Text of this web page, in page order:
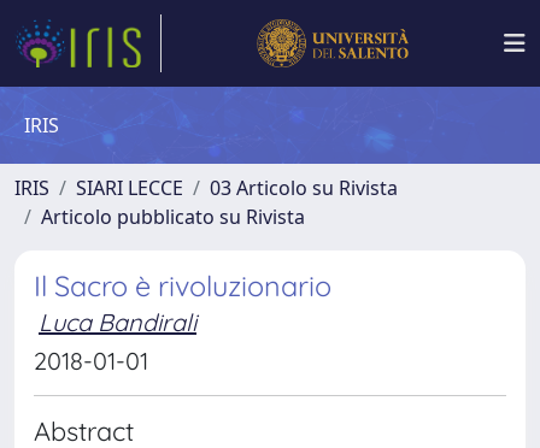
IRIS
IRIS SIARI LECCE
03 Articolo su Rivista
Articolo pubblicato su Rivista
Il Sacro è rivoluzionario
Luca Bandirali
2018-01-01
Abstract